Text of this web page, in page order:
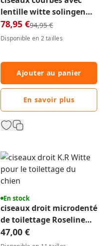
lentille witte solingen
pour le toilettage du
chien
Exclu Web:
78,95 €Prix normal
94,95 €
Disponible en 2 tailles
Ajouter au panier
En savoir plus
En stock
ciseaux droit microdenté
de toilettage Roseline
Witte Solingen pour
chien chat
47,00 €